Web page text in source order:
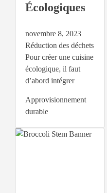
Écologiques
novembre 8, 2023
Réduction des déchets
Pour créer une cuisine
écologique, il faut
d’abord intégrer
Approvisionnement
durable